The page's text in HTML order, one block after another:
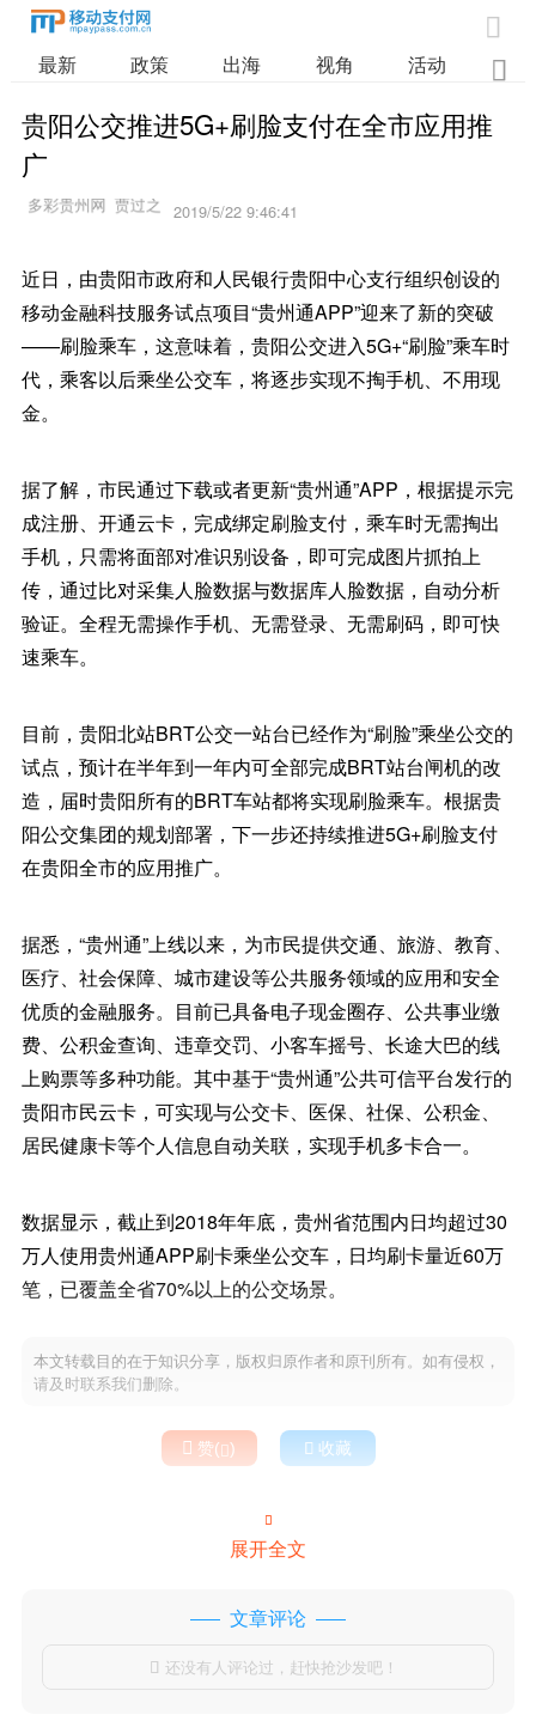

最新 政策 出海 视角 活动 业

贵阳公交推进5G+刷脸支付在全市应用推
广
2019/5/22 9:46:41
近日，由贵阳市政府和人民银行贵阳中心支行组织创设的
移动金融科技服务试点项目“贵州通APP”迎来了新的突破
——刷脸乘车，这意味着，贵阳公交进入5G+“刷脸”乘车时
代，乘客以后乘坐公交车，将逐步实现不掏手机、不用现
金。
据了解，市民通过下载或者更新“贵州通”APP，根据提示完
成注册、开通云卡，完成绑定刷脸支付，乘车时无需掏出
手机，只需将面部对准识别设备，即可完成图片抓拍上
传，通过比对采集人脸数据与数据库人脸数据，自动分析
验证。全程无需操作手机、无需登录、无需刷码，即可快
速乘车。
目前，贵阳北站BRT公交一站台已经作为“刷脸”乘坐公交的
试点，预计在半年到一年内可全部完成BRT站台闸机的改
造，届时贵阳所有的BRT车站都将实现刷脸乘车。根据贵
阳公交集团的规划部署，下一步还持续推进5G+刷脸支付
在贵阳全市的应用推广。
据悉，“贵州通”上线以来，为市民提供交通、旅游、教育、
医疗、社会保障、城市建设等公共服务领域的应用和安全
优质的金融服务。目前已具备电子现金圈存、公共事业缴
费、公积金查询、违章交罚、小客车摇号、长途大巴的线
上购票等多种功能。其中基于“贵州通”公共可信平台发行的
贵阳市民云卡，可实现与公交卡、医保、社保、公积金、
居民健康卡等个人信息自动关联，实现手机多卡合一。
数据显示，截止到2018年年底，贵州省范围内日均超过30
万人使用贵州通APP刷卡乘坐公交车，日均刷卡量近60万
笔，已覆盖全省70%以上的公交场景。
本文转载目的在于知识分享，版权归原作者和原刊所有。如有侵权，
请及时联系我们删除。
 赞()  收藏

展开全文
文章评论
 还没有人评论过，赶快抢沙发吧！